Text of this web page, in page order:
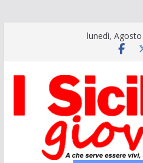
lunedì,